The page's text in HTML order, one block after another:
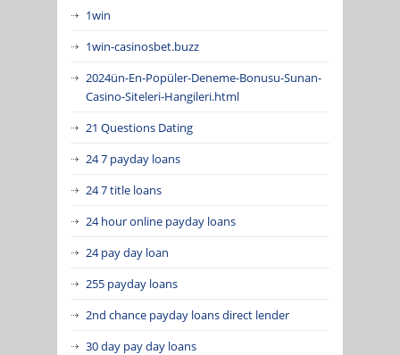
1win
1win-casinosbet.buzz
2024ün-En-Popüler-Deneme-Bonusu-Sunan-
Casino-Siteleri-Hangileri.html
21 Questions Dating
24 7 payday loans
24 7 title loans
24 hour online payday loans
24 pay day loan
255 payday loans
2nd chance payday loans direct lender
30 day pay day loans